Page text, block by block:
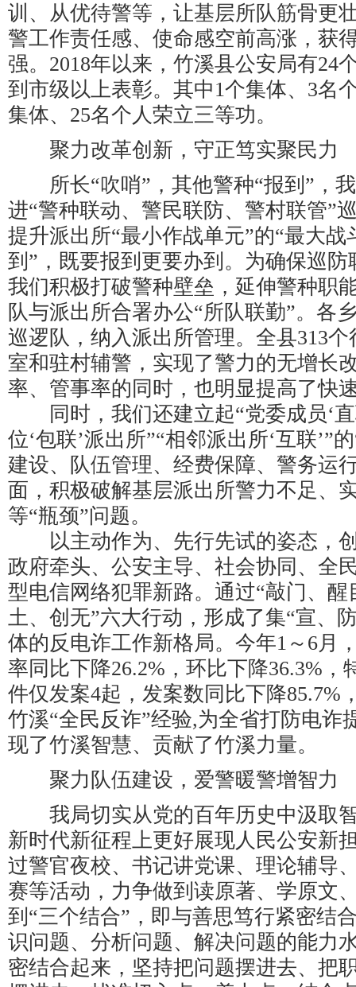
训、从优待警等，让基层所队筋骨更
警工作责任感、使命感空前高涨，获
强。2018年以来，竹溪县公安局有24
到市级以上表彰。其中1个集体、3名
集体、25名个人荣立三等功。
聚力改革创新，守正笃实聚民力
所长“吹哨”，其他警种“报到”，
进“警种联动、警民联防、警村联管”
提升派出所“最小作战单元”的“最大战
到”，既要报到更要办到。为确保巡
我们积极打破警种壁垒，延伸警种职
队与派出所合署办公“所队联勤”。各
巡逻队，纳入派出所管理。全县313
室和驻村辅警，实现了警力的无增长
率、管事率的同时，也明显提高了快
同时，我们还建立起“党委成员‘直
位‘包联’派出所”“相邻派出所‘互联’”
建设、队伍管理、经费保障、警务运
面，积极破解基层派出所警力不足、
等“瓶颈”问题。
以主动作为、先行先试的姿态，创
政府牵头、公安主导、社会协同、全
型电信网络犯罪新路。通过“敲门、
土、创无”六大行动，形成了集“宣、
体的反电诈工作新格局。今年1～6月
率同比下降26.2%，环比下降36.3%，
件仅发案4起，发案数同比下降85.7%
竹溪“全民反诈”经验,为全省打防电诈
现了竹溪智慧、贡献了竹溪力量。
聚力队伍建设，爱警暖警增智力
我局切实从党的百年历史中汲取
新时代新征程上更好展现人民公安新
过警官夜校、书记讲党课、理论辅导
赛等活动，力争做到读原著、学原文
到“三个结合”，即与善思笃行紧密结
识问题、分析问题、解决问题的能力
密结合起来，坚持把问题摆进去、把